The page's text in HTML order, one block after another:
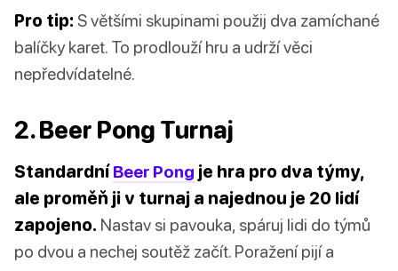
Pro tip: S většími skupinami použij dva zamíchané
balíčky karet. To prodlouží hru a udrží věci
nepředvídatelné.
2. Beer Pong Turnaj
StandardníBeer Pong je hra pro dva týmy,
ale proměň ji v turnaj a najednou je 20 lidí
zapojeno. Nastav si pavouka, spáruj lidi do týmů
po dvou a nechej soutěž začít. Poražení pijí a